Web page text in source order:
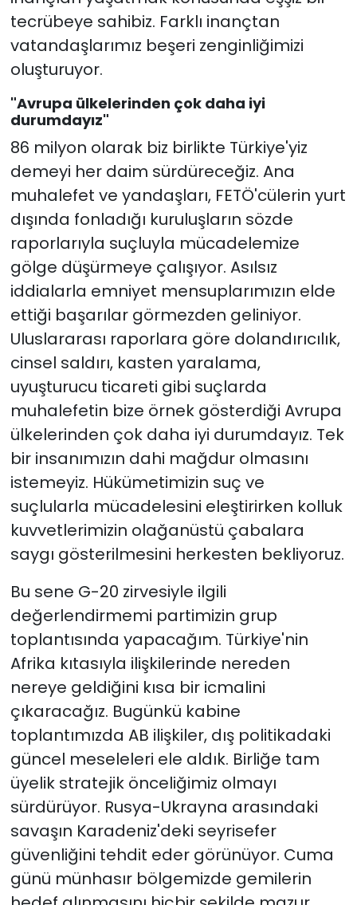
tecrübeye sahibiz. Farklı inançtan
vatandaşlarımız beşeri zenginliğimizi
oluşturuyor.
"Avrupa ülkelerinden çok daha iyi
durumdayız"
86 milyon olarak biz birlikte Türkiye'yiz
demeyi her daim sürdüreceğiz. Ana
muhalefet ve yandaşları, FETÖ'cülerin yurt
dışında fonladığı kuruluşların sözde
raporlarıyla suçluyla mücadelemize
gölge düşürmeye çalışıyor. Asılsız
iddialarla emniyet mensuplarımızın elde
ettiği başarılar görmezden geliniyor.
Uluslararası raporlara göre dolandırıcılık,
cinsel saldırı, kasten yaralama,
uyuşturucu ticareti gibi suçlarda
muhalefetin bize örnek gösterdiği Avrupa
ülkelerinden çok daha iyi durumdayız. Tek
bir insanımızın dahi mağdur olmasını
istemeyiz. Hükümetimizin suç ve
suçlularla mücadelesini eleştirirken kolluk
kuvvetlerimizin olağanüstü çabalara
saygı gösterilmesini herkesten bekliyoruz.
Bu sene G-20 zirvesiyle ilgili
değerlendirmemi partimizin grup
toplantısında yapacağım. Türkiye'nin
Afrika kıtasıyla ilişkilerinde nereden
nereye geldiğini kısa bir icmalini
çıkaracağız. Bugünkü kabine
toplantımızda AB ilişkiler, dış politikadaki
güncel meseleleri ele aldık. Birliğe tam
üyelik stratejik önceliğimiz olmayı
sürdürüyor. Rusya-Ukrayna arasındaki
savaşın Karadeniz'deki seyrisefer
güvenliğini tehdit eder görünüyor. Cuma
günü münhasır bölgemizde gemilerin